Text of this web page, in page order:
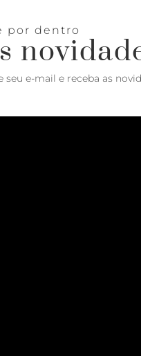
por dentro
seu e-mail e receba as